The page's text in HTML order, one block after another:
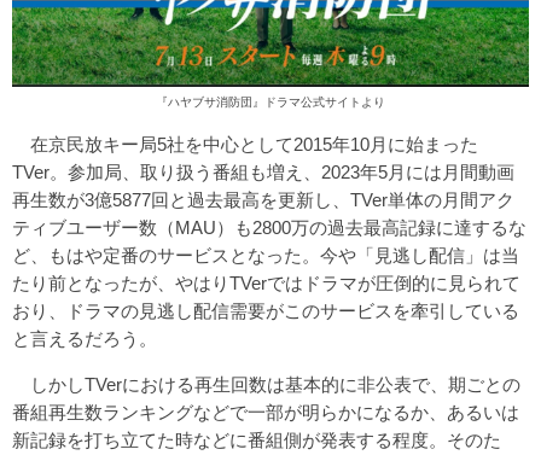
『ハヤブサ消防団』ドラマ公式サイト より
在京民放キー局5社を中心として2015年10月に始まった
TVer。参加局、取り扱う番組も増え、2023年5月には月間動画
再生数が3億5877回と過去最高を更新し、TVer単体の月間アク
ティブユーザー数（MAU）も2800万の過去最高記録に達するな
ど、もはや定番のサービスとなった。今や「見逃し配信」は当
たり前となったが、やはりTVerではドラマが圧倒的に見られて
おり、ドラマの見逃し配信需要がこのサービスを牽引している
と言えるだろう。
しかしTVerにおける再生回数は基本的に非公表で、期ごとの
番組再生数ランキングなどで一部が明らかになるか、あるいは
新記録を打ち立てた時などに番組側が発表する程度。そのた